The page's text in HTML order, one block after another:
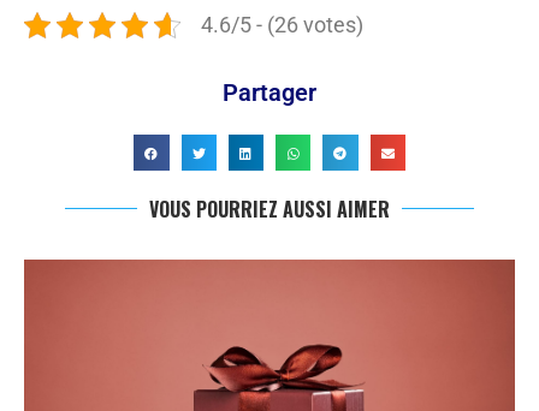
4.6/5 - (26 votes)
Partager
VOUS POURRIEZ AUSSI AIMER